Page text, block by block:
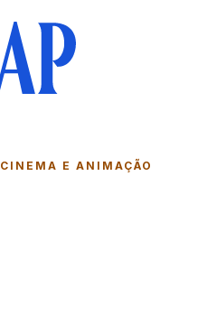
CINEMA E ANIMAÇÃO